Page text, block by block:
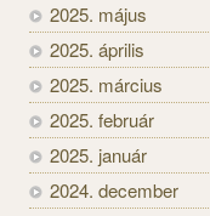
2025. május
2025. április
2025. március
2025. február
2025. január
2024. december